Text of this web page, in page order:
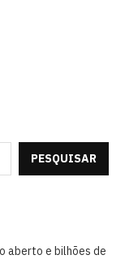
PESQUISAR
aberto e bilhões de